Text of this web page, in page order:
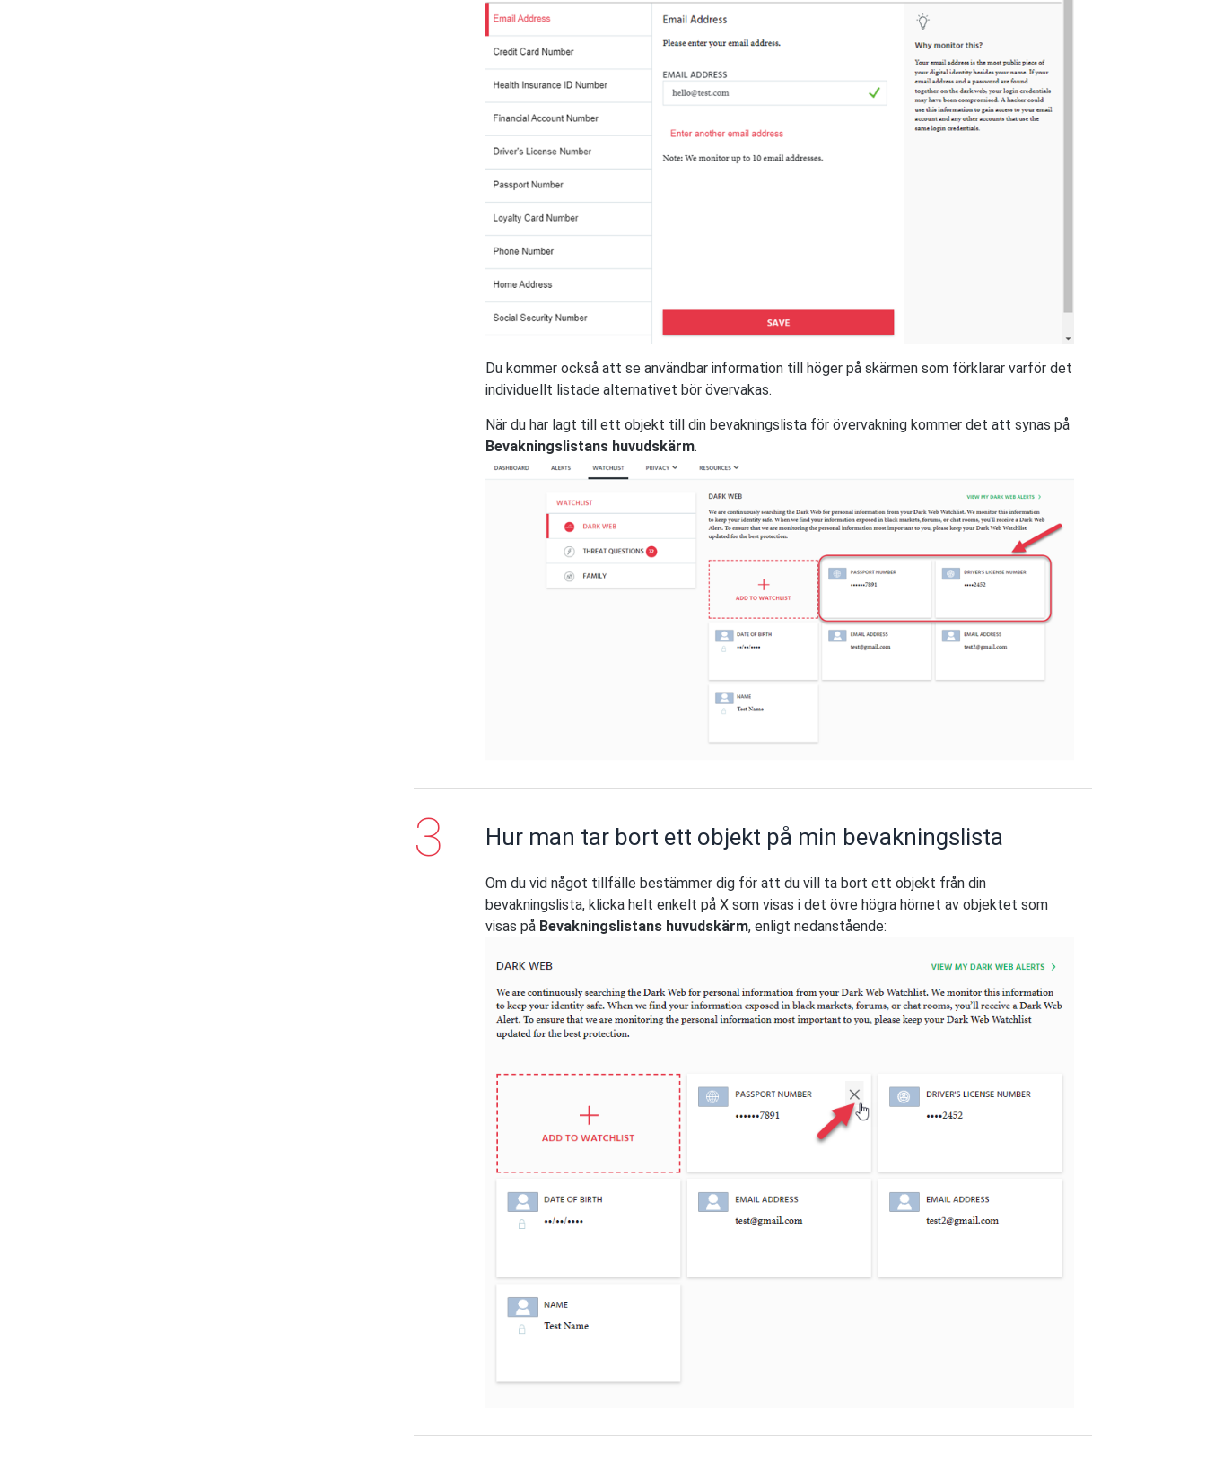
Du kommer också att se användbar information till höger på skärmen som förklarar varför det
individuellt listade alternativet bör övervakas.
När du har lagt till ett objekt till din bevakningslista för övervakning kommer det att synas på
Bevakningslistans huvudskärm.
Hur man tar bort ett objekt på min bevakningslista
Om du vid något tillfälle bestämmer dig för att du vill ta bort ett objekt från din
bevakningslista, klicka helt enkelt på X som visas i det övre högra hörnet av objektet som
visas på Bevakningslistans huvudskärm, enligt nedanstående: